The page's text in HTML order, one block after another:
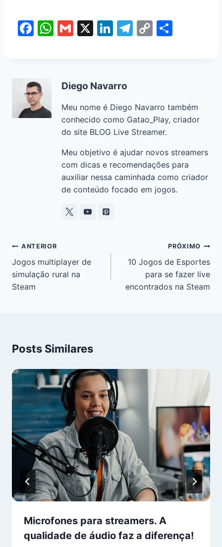
F
b
o
o
W
A
p
p
G
X
Li
dI
n
T
m
C
n
k
Diego Navarro
Meu nome é Diego Navarro também
conhecido como Gatao_Play, criador
do site BLOG Live Streamer.
Meu objetivo é ajudar novos streamers
com dicas e recomendações para
auxiliar nessa caminhada como criador
de conteúdo focado em jogos.
ANTERIOR
Jogos multiplayer de
simulação rural na
Steam
PRÓXIMO
10 Jogos de Esportes
para se fazer live
encontrados na Steam
Posts Similares
Microfones para streamers. A
qualidade de áudio faz a diferença!